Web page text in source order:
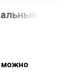
канал
можно